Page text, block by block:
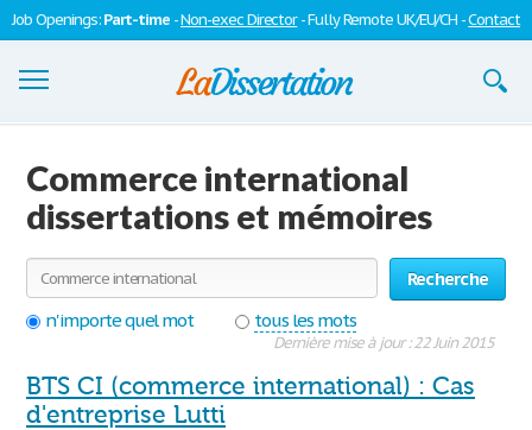
Job Openings:Part-time -Non-exec Director- Fully Remote UK/EU/CH -Contact
S'inscrire
Se connecter
Contactez-nous
Commerce international
dissertations et mémoires
Recherche
n'importe quel mot
tous les mots
Dernière mise à jour : 22 Juin 2015
BTS CI (commerce international) : Cas
d'entreprise Lutti